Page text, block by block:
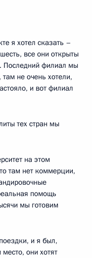
я хотел сказать –
все они открыты
Последний филиал мы
не очень хотели,
и вот филиал
тех стран мы
на этом
там нет коммерции,
помощь
мы готовим
и я был,
они хотят